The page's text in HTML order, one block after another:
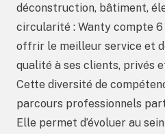
déconstruction, bâtiment,
circularité : Wanty compte 6
offrir le meilleur service et
qualité à ses clients, privés
Cette diversité de
parcours professionnels
Elle permet d’évoluer au